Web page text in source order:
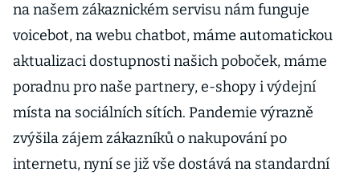
na našem zákaznickém servisu nám funguje
voicebot, na webu chatbot, máme automatickou
aktualizaci dostupnosti našich poboček, máme
poradnu pro naše partnery, e-shopy i výdejní
místa na sociálních sítích. Pandemie výrazně
zvýšila zájem zákazníků o nakupování po
internetu, nyní se již vše dostává na standardní